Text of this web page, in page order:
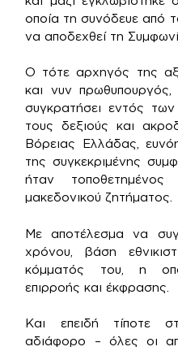
οποία τη συνόδευε από
να αποδεχθεί τη
Ο τότε αρχηγός της
και νυν
συγκρατήσει εντός
τους δεξιούς και
Βόρειας Ελλάδας,
της συγκεκριμένης
ήταν
μακεδονικού ζητήματος.
Με αποτέλεσμα να
χρόνου, βάση
κόμματός του, η
επιρροής και έκφρασης.
Και επειδή τίποτε
αδιάφορο – όλες οι